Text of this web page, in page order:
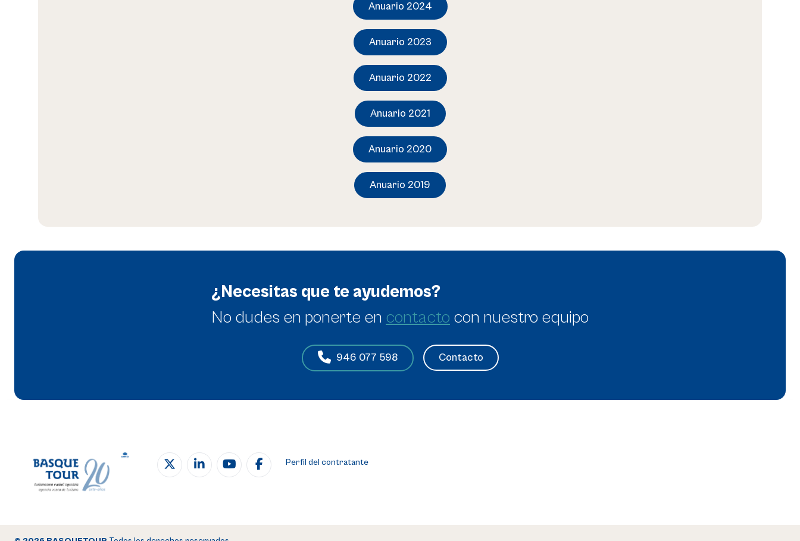
Anuario 2024
Anuario 2023
Anuario 2022
Anuario 2021
Anuario 2020
Anuario 2019
¿Necesitas que te ayudemos?
No dudes en ponerte en contacto con nuestro equipo
946 077 598 Contacto
Perfil del contratante